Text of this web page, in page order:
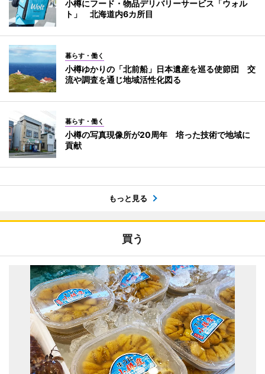
小樽にフード・物品デリバリーサービス「ウォル
ト」 北海道内6カ所目
暮らす・働く
小樽ゆかりの「北前船」日本遺産を巡る使節団 交
流や調査を通じ地域活性化図る
暮らす・働く
小樽の写真現像所が20周年 培った技術で地域に
貢献
もっと見る
買う